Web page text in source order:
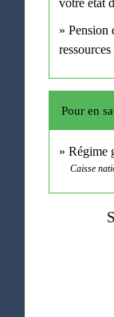
votre état
Pension
Pour en
Régime
Caisse